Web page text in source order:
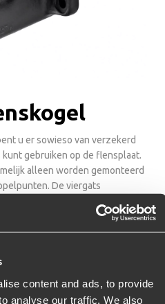
content and ads, to provide
analyse our traffic. We also
u er sowieso van verzekerd
gebruiken op de flensplaat.
alleen worden gemonteerd
De viergats